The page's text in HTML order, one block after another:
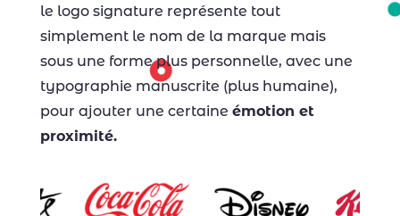
le logo signature représente tout
simplement le nom de la marque mais
sous une forme plus personnelle, avec une
typographie manuscrite (plus humaine),
pour ajouter une certaine émotion et
proximité.